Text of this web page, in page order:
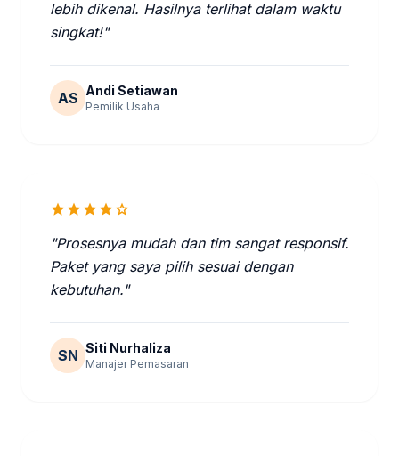
lebih dikenal. Hasilnya terlihat dalam waktu
singkat!"
AS Andi Setiawan
Pemilik Usaha
starstarstarstarstar
"Prosesnya mudah dan tim sangat responsif.
Paket yang saya pilih sesuai dengan
kebutuhan."
SN Siti Nurhaliza
Manajer Pemasaran